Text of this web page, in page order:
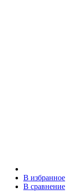
В избранное
В сравнение